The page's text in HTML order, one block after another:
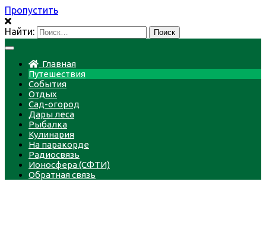
Пропустить
Найти:
Главная
Путешествия
События
Отдых
Сад-огород
Дары леса
Рыбалка
Кулинария
На паракорде
Радиосвязь
Ионосфера (СФТИ)
Обратная связь